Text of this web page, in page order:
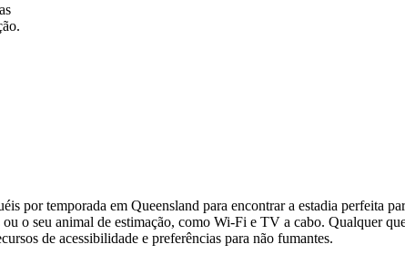
por temporada em Queensland para encontrar a estadia perfeita
o seu animal de estimação, como Wi-Fi e TV a cabo. Qualquer
de acessibilidade e preferências para não fumantes.